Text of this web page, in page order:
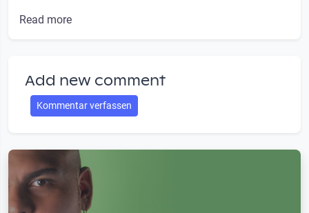
Read more
Add new comment
Kommentar verfassen